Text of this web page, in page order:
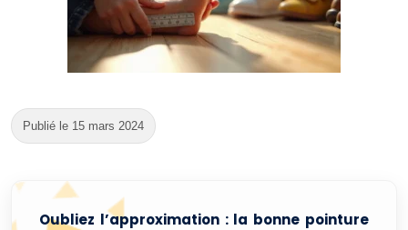
Publié le 15 mars 2024
Oubliez l’approximation : la bonne pointure